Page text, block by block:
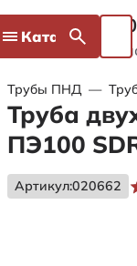
Каталог 8
Трубы ПНД —
Труба
ПЭ100
Артикул:020662